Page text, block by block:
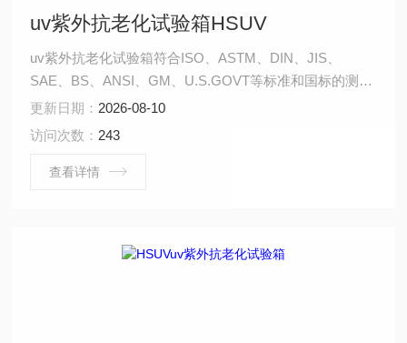
uv紫外抗老化试验箱HSUV
uv紫外抗老化试验箱符合ISO、ASTM、DIN、JIS、
SAE、BS、ANSI、GM、U.S.GOVT等标准和国标的测试
要求；操作容易、安全可靠；试件安装厚度可调节，试件
安装快速、简便。
更新日期： 2026-08-10
访问次数： 243
查看详情